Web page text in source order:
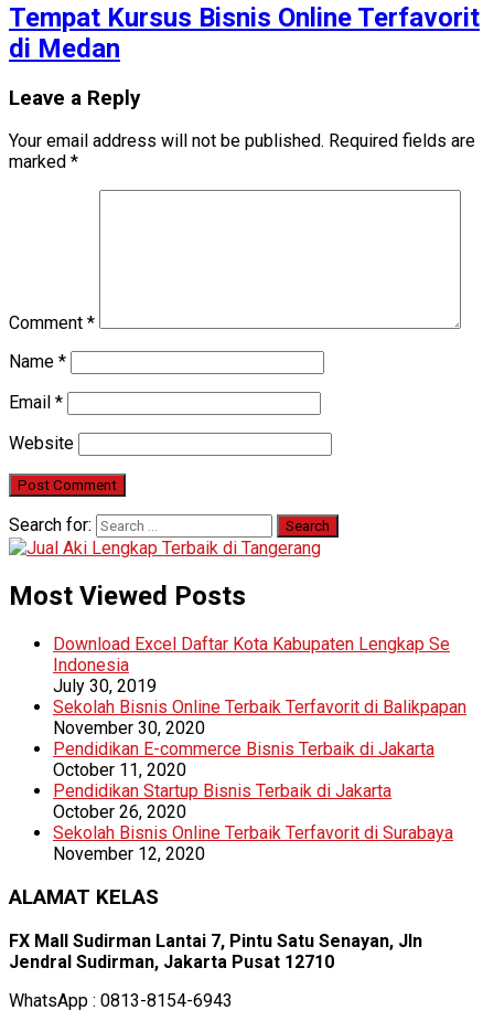
Tempat Kursus Bisnis Online Terfavorit
di Medan
Leave a Reply
Your email address will not be published. Required fields are
marked *
Comment *
Name *
Email *
Website
Search for:
Most Viewed Posts
Download Excel Daftar Kota Kabupaten Lengkap Se
Indonesia
July 30, 2019
Sekolah Bisnis Online Terbaik Terfavorit di Balikpapan
November 30, 2020
Pendidikan E-commerce Bisnis Terbaik di Jakarta
October 11, 2020
Pendidikan Startup Bisnis Terbaik di Jakarta
October 26, 2020
Sekolah Bisnis Online Terbaik Terfavorit di Surabaya
November 12, 2020
ALAMAT KELAS
FX Mall Sudirman Lantai 7, Pintu Satu Senayan, Jln
Jendral Sudirman, Jakarta Pusat 12710
WhatsApp : 0813-8154-6943